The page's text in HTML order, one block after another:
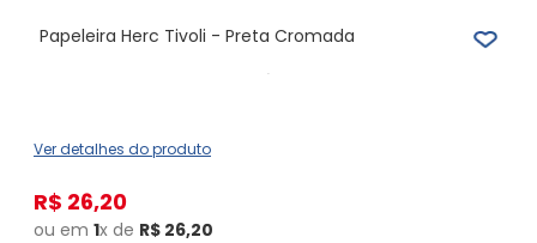
Papeleira Herc Tivoli - Preta Cromada
Ver detalhes do produto
R$ 26,20
ou em 1x de R$ 26,20